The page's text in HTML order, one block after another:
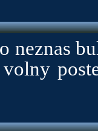
neznas